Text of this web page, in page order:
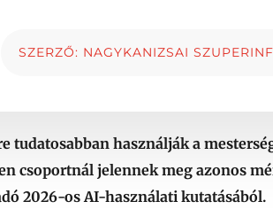
SZERZŐ: NAGYKANIZSAI
tudatosabban használják a
csoportnál jelennek meg azonos
2026-os AI-használati kutatásából.